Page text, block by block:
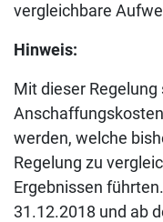
vergleichbare
Hinweis:
Mit dieser
werden, welche
Regelung zu
Ergebnissen
31.12.2018 und ab